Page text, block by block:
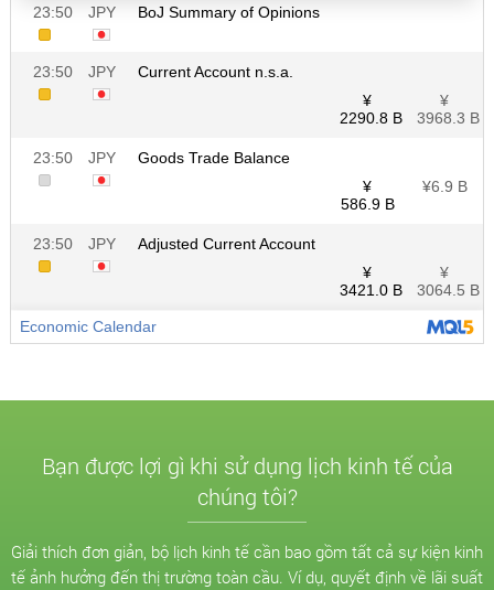
Bạn được lợi gì khi sử dụng lịch kinh tế của
chúng tôi?
Giải thích đơn giản, bộ lịch kinh tế cần bao gồm tất cả sự kiện kinh
tế ảnh hưởng đến thị trường toàn cầu. Ví dụ, quyết định về lãi suất